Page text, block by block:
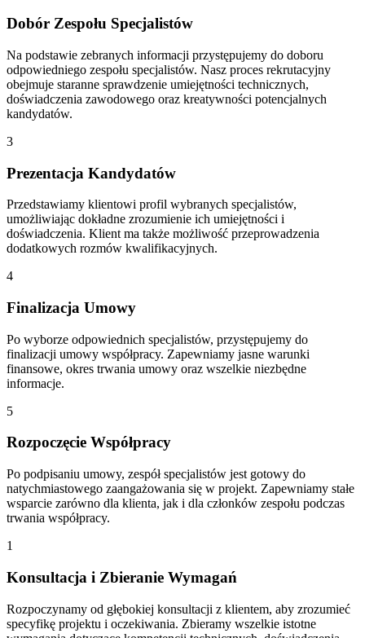
Dobór Zespołu Specjalistów
Na podstawie zebranych informacji przystępujemy do doboru
odpowiedniego zespołu specjalistów. Nasz proces rekrutacyjny
obejmuje staranne sprawdzenie umiejętności technicznych,
doświadczenia zawodowego oraz kreatywności potencjalnych
kandydatów.
3
Prezentacja Kandydatów
Przedstawiamy klientowi profil wybranych specjalistów,
umożliwiając dokładne zrozumienie ich umiejętności i
doświadczenia. Klient ma także możliwość przeprowadzenia
dodatkowych rozmów kwalifikacyjnych.
4
Finalizacja Umowy
Po wyborze odpowiednich specjalistów, przystępujemy do
finalizacji umowy współpracy. Zapewniamy jasne warunki
finansowe, okres trwania umowy oraz wszelkie niezbędne
informacje.
5
Rozpoczęcie Współpracy
Po podpisaniu umowy, zespół specjalistów jest gotowy do
natychmiastowego zaangażowania się w projekt. Zapewniamy stałe
wsparcie zarówno dla klienta, jak i dla członków zespołu podczas
trwania współpracy.
1
Konsultacja i Zbieranie Wymagań
Rozpoczynamy od głębokiej konsultacji z klientem, aby zrozumieć
specyfikę projektu i oczekiwania. Zbieramy wszelkie istotne